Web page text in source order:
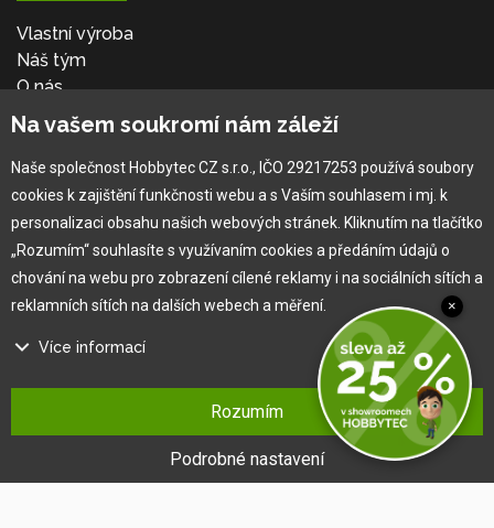
Vlastní výroba
Náš tým
O nás
Pro zákazníka
Obchodní podmínky
Věrnostní program
Jak na reklamaci
Výprodej
Na vašem soukromí nám záleží
Naše společnost Hobbytec CZ s.r.o., IČO 29217253 používá soubory
cookies k zajištění funkčnosti webu a s Vaším souhlasem i mj. k
personalizaci obsahu našich webových stránek. Kliknutím na tlačítko
„Rozumím“ souhlasíte s využívaním cookies a předáním údajů o
chování na webu pro zobrazení cílené reklamy i na sociálních sítích a
reklamních sítích na dalších webech a měření.
Více informací
Na našem webu používáme několik druhů kategorií cookies:
Ty jsou nezbytně nutné pro fungování webu a jeho funkcí, které se
rozhodnete využívat. Bez nich by náš web nefungoval, např. by nebylo
Rozumím
Podrobné nastavení
×